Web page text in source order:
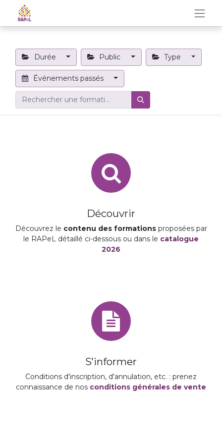
Durée Public Type
Événements passés
Découvrir
Découvrez le contenu des formationsproposées par
le RAPeL détaillé ci-dessous ou dans le catalogue
2026
S'informer
Conditions d'inscription, d'annulation, etc. : prenez
connaissance de nos conditions générales de vente